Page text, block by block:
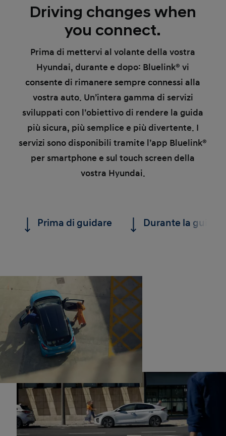
Driving changes when
you connect.
Prima di mettervi al volante della vostra
Hyundai, durante e dopo: Bluelink® vi
consente di rimanere sempre connessi alla
vostra auto. Un’intera gamma di servizi
sviluppati con l’obiettivo di rendere la guida
più sicura, più semplice e più divertente. I
servizi sono disponibili tramite l’app Bluelink®
per smartphone e sul touch screen della
vostra Hyundai.
Prima di guidare Durante la guida